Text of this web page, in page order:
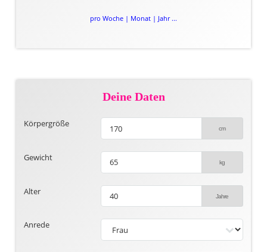
pro Woche | Monat | Jahr ...
Deine Daten
Körpergröße
Gewicht
Alter
Anrede